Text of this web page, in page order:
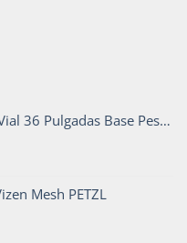
36 Pulgadas Base Pesada
Mesh PETZL